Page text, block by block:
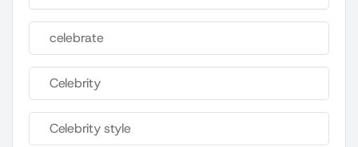
celebrate
Celebrity
Celebrity style